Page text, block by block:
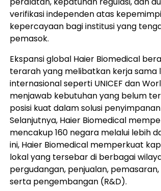
verifikasi independen atas
kepercayaan bagi institusi yang
pemasok.
Ekspansi global Haier Biomedical
terarah yang melibatkan kerja sama
internasional seperti UNICEF dan
menjawab kebutuhan yang belum
posisi kuat dalam solusi
Selanjutnya, Haier Biomedical
mencakup 160 negara melalui lebih
ini, Haier Biomedical memperkuat
lokal yang tersebar di berbagai
pergudangan, penjualan,
serta pengembangan (R&D).